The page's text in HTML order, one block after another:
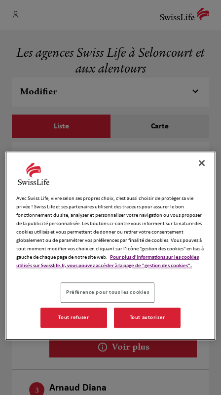
Les agences Swiss Life à Seloncourt et
aux alentours
Modifier
Liste Carte
1
978 m
Fermé actuellement
Ouvert sur rdv 17:30 - 20:00
Numéro
Voir plus
4 Rue du Mont Miroir
25120 Maîche
Numéro
Voir plus
3 Arnaud Diana
Avec Swiss Life, vivre selon ses propres choix, c’est aussi choisir de protéger sa vie
privée ! Swiss Life et ses partenaires utilisent des traceurs pour assurer le bon
fonctionnement du site, analyser et personnaliser votre navigation ou vous proposer
de la publicité personnalisée. Les boutons ci-contre vous informent sur la nature des
cookies utilisés et vous permettent de donner ou retirer votre consentement
globalement ou de paramétrer vos préférences par finalité de cookies. Vous pouvez à
tout moment modifier vos choix en cliquant sur l’icône "gestion des cookies" en bas à
gauche de chaque page de notre site web. Pour plus d'informations sur les cookies
utilisés sur Swisslife.fr, vous pouvez accéder à la page de "gestion des cookies".
Préférence pour tous les cookies
Tout refuser Tout autoriser